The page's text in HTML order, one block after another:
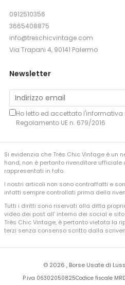
0912510356
3665408875
info@treschicvintage.com
Via Trapani 4, 90141 Palermo
Newsletter
Ho letto ed accettato l'informativa
Regolamento UE n. 679/2016
Si evidenzia che Très Chic Vintage è un
hand, non è pertanto rivenditore
rappresentati in foto.
I nostri articoli non sono contraffatti e
infatti sempre controllati prima della
Tutti i diritti sono riservati alla ditta
video dei post all’ interno dei social e
Très Chic Vintage, è pertanto vietata la
terzi senza consenso scritto dalla
© 2026 , Borse Usate di
P.iva 06302050825Codice fiscale